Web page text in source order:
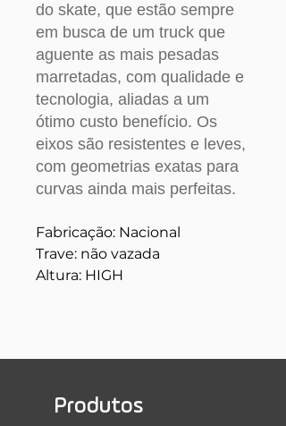
do skate, que estão sempre
em busca de um truck que
aguente as mais pesadas
marretadas, com qualidade e
tecnologia, aliadas a um
ótimo custo benefício. Os
eixos são resistentes e leves,
com geometrias exatas para
curvas ainda mais perfeitas.
Fabricação: Nacional
Trave: não vazada
Altura: HIGH
Produtos